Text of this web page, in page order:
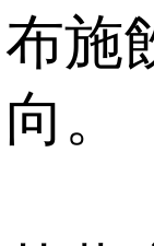
布施
向。